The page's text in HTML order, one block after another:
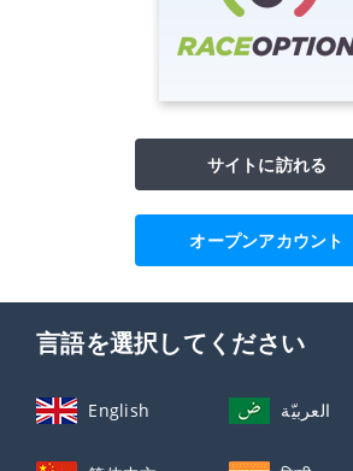
サイトに訪れる
オープンアカウント
言語を選択してください
English العربيّة